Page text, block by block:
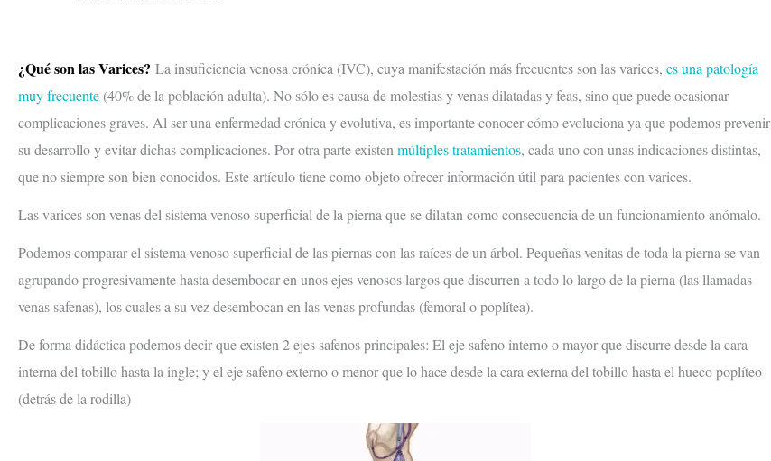
¿Qué son las Varices? La insuficiencia venosa crónica (IVC), cuya manifestación más frecuentes son las varices, es una patología
muy frecuente (40% de la población adulta). No sólo es causa de molestias y venas dilatadas y feas, sino que puede ocasionar
complicaciones graves. Al ser una enfermedad crónica y evolutiva, es importante conocer cómo evoluciona ya que podemos prevenir
su desarrollo y evitar dichas complicaciones. Por otra parte existen múltiples tratamientos, cada uno con unas indicaciones distintas,
que no siempre son bien conocidos. Este artículo tiene como objeto ofrecer información útil para pacientes con varices.
Las varices son venas del sistema venoso superficial de la pierna que se dilatan como consecuencia de un funcionamiento anómalo.
Podemos comparar el sistema venoso superficial de las piernas con las raíces de un árbol. Pequeñas venitas de toda la pierna se van
agrupando progresivamente hasta desembocar en unos ejes venosos largos que discurren a todo lo largo de la pierna (las llamadas
venas safenas), los cuales a su vez desembocan en las venas profundas (femoral o poplítea).
De forma didáctica podemos decir que existen 2 ejes safenos principales: El eje safeno interno o mayor que discurre desde la cara
interna del tobillo hasta la ingle; y el eje safeno externo o menor que lo hace desde la cara externa del tobillo hasta el hueco poplíteo
(detrás de la rodilla)